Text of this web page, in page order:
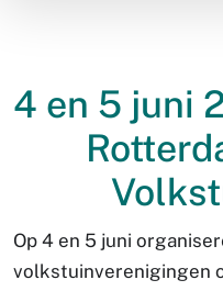
4 en 5 juni
Op 4 en 5 juni
volkstuinverenigingen